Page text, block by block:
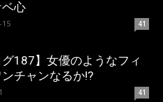
ベ心
15 41
グ187】女優のようなフィ
チャンなるか!?
41